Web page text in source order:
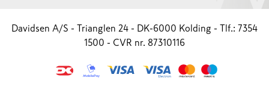
Davidsen A/S - Trianglen 24 - DK-6000 Kolding - Tlf.: 7354
1500 - CVR nr. 87310116